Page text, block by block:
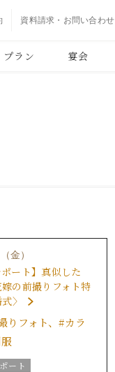
資料請求・お問い合わせ
プラン 宴会
金）
ポート】真似した
の前撮りフォト特
〉
りフォト、#カラ
ート